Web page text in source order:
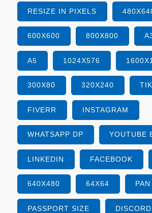
RESIZE IN PIXELS
600X600 800X800
A5 1024X576
300X80 320X240
FIVERR INSTAGRAM
WHATSAPP DP YOUTUBE
LINKEDIN FACEBOOK
640X480 64X64
PASSPORT SIZE